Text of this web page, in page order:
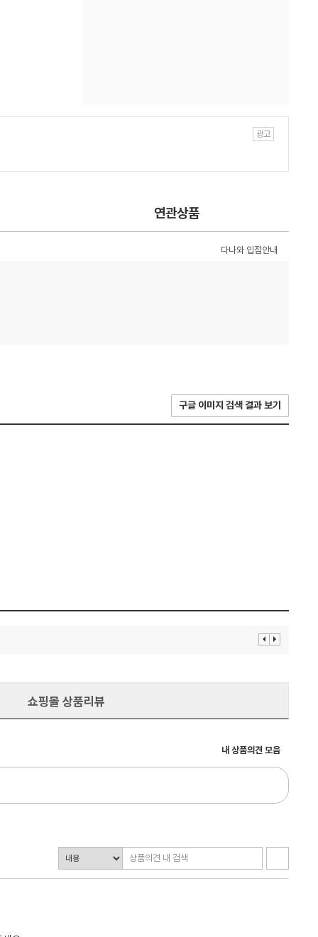
연관상품
다나와 입점안내
구글 이미지 검색 결과 보기
이 다
쇼핑몰 상품리뷰
내 상품의견 모음